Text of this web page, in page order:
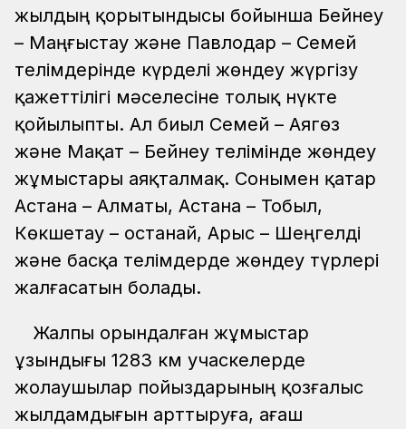
жылдың қорытындысы бойынша Бейнеу
– Маңғыстау және Павлодар – Семей
телімдерінде күрделі жөндеу жүргізу
қажеттілігі мәселесіне толық нүкте
қойылыпты. Ал биыл Семей – Аягөз
және Мақат – Бейнеу телімінде жөндеу
жұмыстары аяқталмақ. Сонымен қатар
Астана – Алматы, Астана – Тобыл,
Көкшетау – Қостанай, Арыс – Шеңгелді
және басқа телімдерде жөндеу түрлері
жалғасатын болады.
Жалпы орындалған жұмыстар
ұзындығы 1283 км учаскелерде
жолаушылар пойыздарының қозғалыс
жылдамдығын арттыруға, ағаш